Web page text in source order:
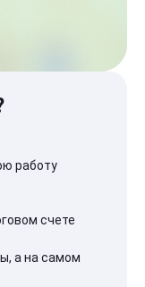
работу
счете
а на самом